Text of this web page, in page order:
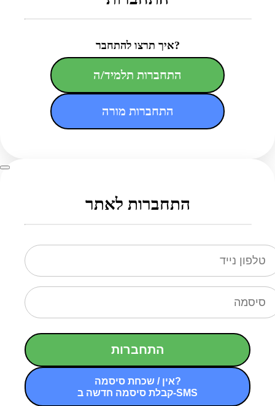
איך תרצו להתחבר?
התחברות תלמיד/ה
התחברות מורה
התחברות לאתר
התחברות
אין / שכחת סיסמה?
קבלת סיסמה חדשה ב-SMS